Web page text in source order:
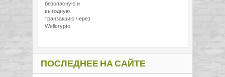
безопасную и
выгодную
транзакцию через
Wellcrypto
ПОСЛЕДНЕЕ НА САЙТЕ